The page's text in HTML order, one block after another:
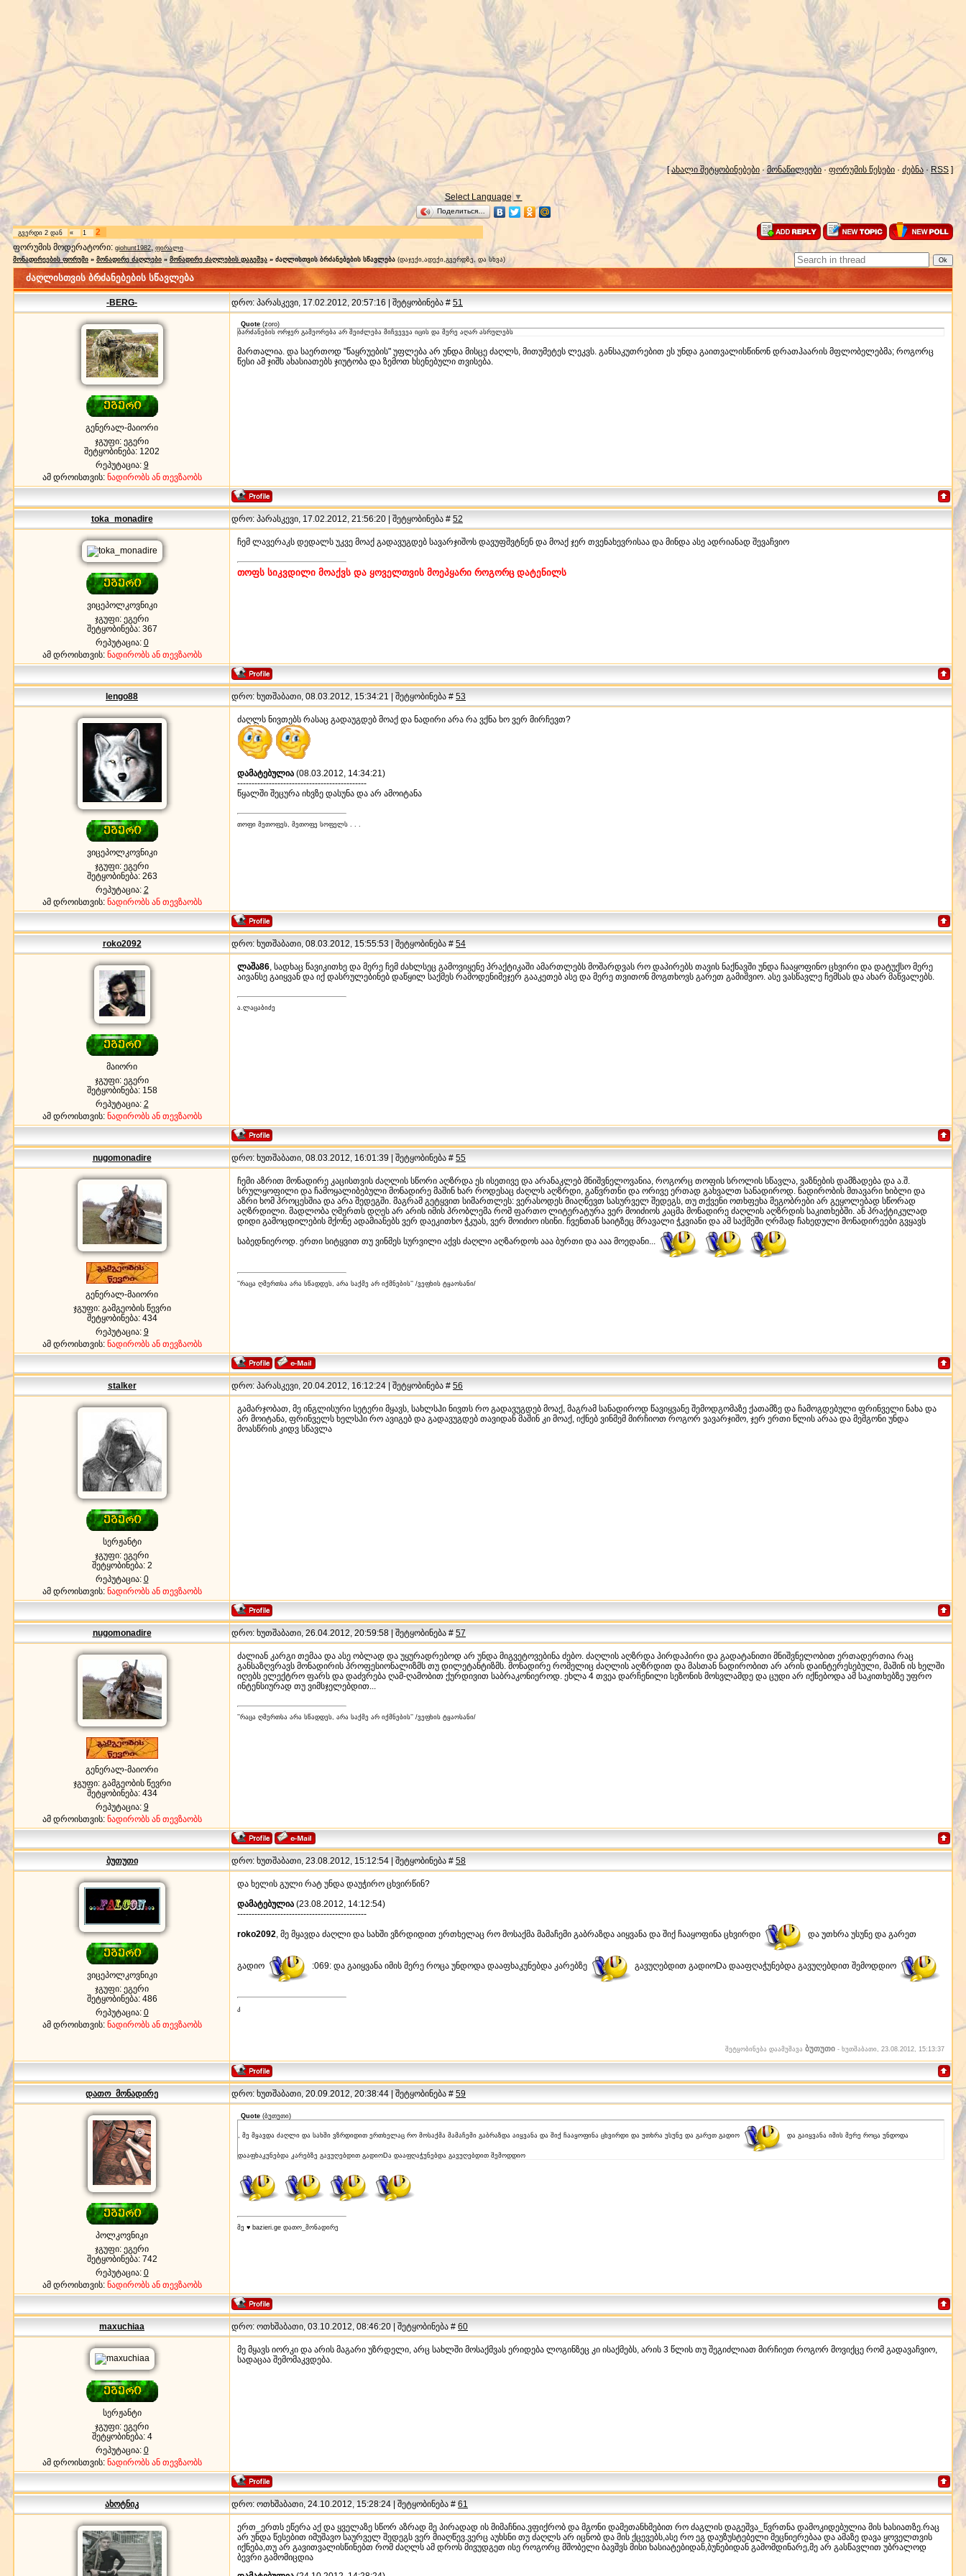
[ახალი შეტყობინებები · მონაწილეები· ფორუმის წესები · ძებნა · RSS ]
Select Language ▼
Поделиться…
გვერდი 2 დან « 1
2
ფორუმის მოდერატორი: giohunt1982, ფირალი
მონადირეების ფორუმი » მონადირე ძაღლები » მონადირე ძაღლების დაგეშვა » ძაღლისთვის ბრძანებების სწავლება (დაჯექი,ადექი,გვერდზე, და სხვა)
ძაღლისთვის ბრძანებების სწავლება
-BERG- დრო: პარასკევი, 17.02.2012, 20:57:16 | შეტყობინება # 51
გენერალ-მაიორი
ჯგუფი: ეგერი
შეტყობინება: 1202
რეპუტაცია: 9
ამ დროისთვის: ნადირობს ან თევზაობს
Quote (zoro)
ბარძანების ორჯერ გამეორება არ შეიძლება მიჩვევეა იცის და მერე აღარ ასრულებს
მართალია. და საერთოდ "წაყრუების" უფლება არ უნდა მისცე ძაღლს, მითუმეტეს ლეკვს. განსაკუთრებით ეს უნდა გაითვალისწინონ დრათჰაარის მფლობელებმა; როგორც
წესი ამ ჯიშს ახასიათებს ჯიუტობა და ზემოთ ხსენებული თვისება.
toka_monadire დრო: პარასკევი, 17.02.2012, 21:56:20 | შეტყობინება # 52
ვიცეპოლკოვნიკი
ჯგუფი: ეგერი
შეტყობინება: 367
რეპუტაცია: 0
ამ დროისთვის: ნადირობს ან თევზაობს
ჩემ ლავერაკს დედალს უკვე მოაქ გადავუგდებ სავარჯიშოს დავუფშვტნენ და მოაქ ჯერ თვენახევრისაა და მინდა ასე ადრიანად შევაჩვიო
თოფს სიკვდილი მოაქვს და ყოველთვის მოეპყარი როგორც დატენილს
lengo88 დრო: ხუთშაბათი, 08.03.2012, 15:34:21 | შეტყობინება # 53
ვიცეპოლკოვნიკი
ჯგუფი: ეგერი
შეტყობინება: 263
რეპუტაცია: 2
ამ დროისთვის: ნადირობს ან თევზაობს
ძაღლს ნივთებს რასაც გადაუგდებ მოაქ და ნადირი არა რა ვქნა ხო ვერ მირჩევთ?
დამატებულია (08.03.2012, 14:34:21)
---------------------------------------------
წყალში შეცურა იხვზე დასუნა და არ ამოიტანა
თოფი მეთოფეს, მეთოფე სოფელს . . .
roko2092 დრო: ხუთშაბათი, 08.03.2012, 15:55:53 | შეტყობინება # 54
მაიორი
ჯგუფი: ეგერი
შეტყობინება: 158
რეპუტაცია: 2
ამ დროისთვის: ნადირობს ან თევზაობს
ლაშა86, სადხაც წავიკითხე და მერე ჩემ ძახლსეც გამოვიყენე პრაქტიკაში ამართლებს მოშარდვას რო დაპირებს თავის ნაქნავში უნდა ჩააყოფინო ცხვირი და დატუქსო მერე
აივანსე გაიყვან და იქ დასრულებინებ დაწყილ საქმეს რამოდენიმეჯერ გააკეთებ ასე და მერე თვითონ მოგთხოვს გარეთ გამიშვიო. ასე ვასწავლე ჩემსას და ახარ მაწვალებს.
ა.ლაცაბიძე
nugomonadire დრო: ხუთშაბათი, 08.03.2012, 16:01:39 | შეტყობინება # 55
გენერალ-მაიორი
ჯგუფი: გამგეობის წევრი
შეტყობინება: 434
რეპუტაცია: 9
ამ დროისთვის: ნადირობს ან თევზაობს
ჩემი აზრით მონადირე კაცისთვის ძაღლის სწორი აღზრდა ეს ისეთივე და არანაკლებ მნიშვნელოვანია, როგორც თოფის სროლის სწავლა, ვაზნების დამზადება და ა.შ.
სრულყოფილი და ჩამოყალიბებული მონადირე მაშინ ხარ როდესაც ძაღლს აღზრდი, გაწვრთნი და ორივე ერთად გახვალთ სანადიროდ. ნადირობის მთავარი ხიბლი და
აზრი ხომ პროცესშია და არა შედეგში. მაგრამ გეტყვით სიმართლეს: ვერასოდეს მიაღწევთ სასურველ შედეგს, თუ თქვენი ოთხფეხა მეგობრები არ გეყოლებად სწორად
აღზრდილი. მადლობა ღმერთს დღეს არ არის იმის პრობლემა რომ ფართო ლიტერატურა ვერ მოიძიოს კაცმა მონადირე ძაღლის აღზრდის საკითხებში. ან პრაქტიკულად
დიდი გამოცდილების მქონე ადამიანებს ვერ დაეკითხო ჭკუას, ვერ მოიძიო ისინი. ჩვენთან საიტზეც მრავალი ჭკვიანი და ამ საქმეში ღრმად ჩახედული მონადირეები გვყავს
საბედნიეროდ. ერთი სიტყვით თუ ვინმეს სურვილი აქვს ძაღლი აღზარდოს ააა ბურთი და ააა მოედანი...
’’რაცა ღმერთსა არა სწადდეს, არა საქმე არ იქმნების’’ /ვეფხის ტყაოსანი/
stalker დრო: პარასკევი, 20.04.2012, 16:12:24 | შეტყობინება # 56
სერჟანტი
ჯგუფი: ეგერი
შეტყობინება: 2
რეპუტაცია: 0
ამ დროისთვის: ნადირობს ან თევზაობს
გამარჯობათ, მე ინგლისური სეტერი მყავს, სახლსჰი ნივთს რო გადავუგდებ მოაქ, მაგრამ სანადიროდ წავიყვანე შემოდგომაზე ქათამზე და ჩამოგდებული ფრინველი ნახა და
არ მოიტანა, ფრინველს ხელსჰი რო ავიგებ და გადავუგდებ თავიდან მაშინ კი მოაქ, იქნებ ვინმემ მირჩიოთ როგორ ვავარჯიშო, ჯერ ერთი წლის არაა და მემგონი უნდა
მოასწრის კიდვ სწავლა
nugomonadire დრო: ხუთშაბათი, 26.04.2012, 20:59:58 | შეტყობინება # 57
გენერალ-მაიორი
ჯგუფი: გამგეობის წევრი
შეტყობინება: 434
რეპუტაცია: 9
ამ დროისთვის: ნადირობს ან თევზაობს
ძალიან კარგი თემაა და ასე ობლად და უყურადრებოდ არ უნდა მიგვეტოვებინა ძებო. ძაღლის აღზრდა პირდაპირი და გადატანითი მნიშვნელობით ერთადერთია რაც
განსაზღვრავს მონადირის პროფესიონალიზმს თუ დილეტანტიზმს. მონადირე რომელიც ძაღლის აღზრდით და მასთან ნადირობით არ არის დაინტერესებული, მაშინ ის ხელში
იღებს ელექტრო ფარს და დაძვრება ღამ-ღამობით ქურდივით საბრაკონიეროდ. ეხლა 4 თვეა დარჩენილი სეზონის მოსვლამდე და ცუდი არ იქნებოდა ამ საკითხებზე უფრო
ინტენსიურად თუ ვიმსჯელებდით...
’’რაცა ღმერთსა არა სწადდეს, არა საქმე არ იქმნების’’ /ვეფხის ტყაოსანი/
ბუთუთი დრო: ხუთშაბათი, 23.08.2012, 15:12:54 | შეტყობინება # 58
ვიცეპოლკოვნიკი
ჯგუფი: ეგერი
შეტყობინება: 486
რეპუტაცია: 0
ამ დროისთვის: ნადირობს ან თევზაობს
და ხელის გული რატ უნდა დაუჭირო ცხვირწინ?
დამატებულია (23.08.2012, 14:12:54)
---------------------------------------------
roko2092, მე მყავდა ძაღლი და სახში ვზრდიდით ერთხელაც რო მოსაქმა მამაჩემი გაბრაზდა აიყვანა და შიქ ჩააყოფინა ცხვირდი და უთხრა უსუნე და გარეთ
გადიო :069: და გაიყვანა იმის მერე როცა უნდოდა დააფხაკუნებდა კარებზე გავუღებდით გადიოDა დააფღაჭუნებდა გავუღებდით შემოდდიო
კ
შეტყობინება დაამუშავა ბუთუთი - ხუთშაბათი, 23.08.2012, 15:13:37
დათო_მონადირე დრო: ხუთშაბათი, 20.09.2012, 20:38:44 | შეტყობინება # 59
პოლკოვნიკი
ჯგუფი: ეგერი
შეტყობინება: 742
რეპუტაცია: 0
ამ დროისთვის: ნადირობს ან თევზაობს
Quote (ბუთუთი)
, მე მყავდა ძაღლი და სახში ვზრდიდით ერთხელაც რო მოსაქმა მამაჩემი გაბრაზდა აიყვანა და შიქ ჩააყოფინა ცხვირდი და უთხრა უსუნე და გარეთ გადიო და გაიყვანა იმის მერე როცა უნდოდა
დააფხაკუნებდა კარებზე გავუღებდით გადიოDა დააფღაჭუნებდა გავუღებდით შემოდდიო
მე ♥ bazieri.ge დათო_მონადირე
maxuchiaa დრო: ოთხშაბათი, 03.10.2012, 08:46:20 | შეტყობინება # 60
სერჟანტი
ჯგუფი: ეგერი
შეტყობინება: 4
რეპუტაცია: 0
ამ დროისთვის: ნადირობს ან თევზაობს
მე მყავს იორკი და არის მაგარი უზრდელი, არც სახლში მოსაქმვას ერიდება ლოგინზეც კი ისაქმებს, არის 3 წლის თუ შეგიძლიათ მირჩიეთ როგორ მოვიქცე რომ გადავაჩვიო,
სადაცაა შემომაკვდება.
ახოტნიკ დრო: ოთხშაბათი, 24.10.2012, 15:28:24 | შეტყობინება # 61
ერთ_ერთს ეწერა აქ და ყველაზე სწორ აზრად მე პირადად ის მიმაჩნია.ვფიქრობ და მგონი დამეთანხმებით რო ძაგლის დაგეშვა_წვრთნა დამოკიდებულია მის ხასიათზე.რაც
არ უნდა წესებით იმუშავო საურველ შედეგს ვერ მიაღწევ.ვერც აუხსნი თუ ძაღლს არ იცნობ და მის ქცევებს,ასე რო ეგ დაუზუსტებელი მეცნიერებაა და ამაზე დავა ყოველთვის
იქნება,თუ არ გავითვალისწინებთ რომ ძაღლს ამ დროს მივუდგეთ ისე როგორც მშობელი ბავშვს მისი ხასიატებიდან,ბუნებიდან გამომდინარე,მე არ გასწავლით უბრალოდ
ბევრი გამომიცდია